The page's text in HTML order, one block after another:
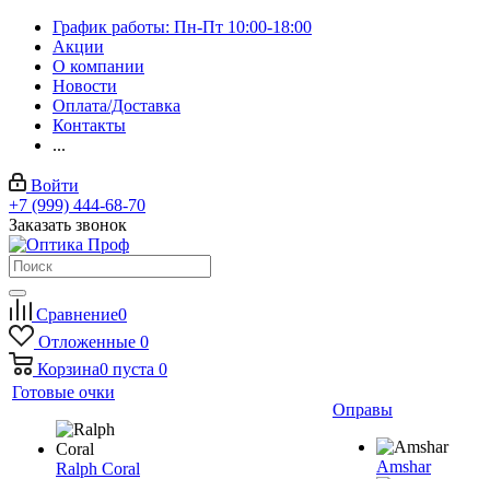
График работы: Пн-Пт 10:00-18:00
Акции
О компании
Новости
Оплата/Доставка
Контакты
...
Войти
+7 (999) 444-68-70
Заказать звонок
Сравнение0
Отложенные 0
Корзина0 пуста 0
Готовые очки
Ralph Coral
Оправы
Amshar